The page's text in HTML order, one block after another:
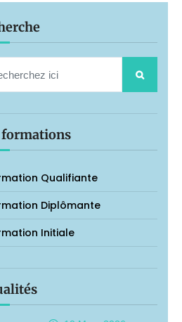
formations
Qualifiante
Diplômante
Initiale